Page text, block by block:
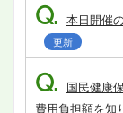
Q. 本日開催
更新
Q. 国民健康
費用負担額を知